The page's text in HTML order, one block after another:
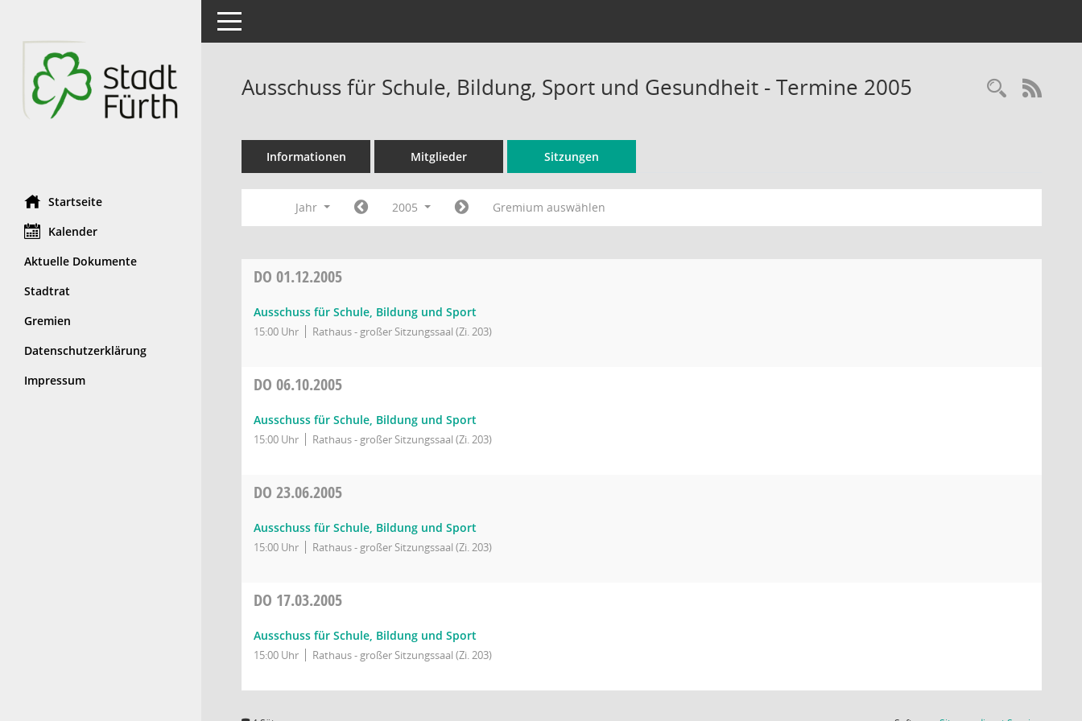
Startseite
Kalender
Aktuelle Dokumente
Stadtrat
Gremien
Datenschutzerklärung
Impressum
Toggle navigation
Ausschuss für Schule, Bildung, Sport und Gesundheit - Termine 2005
Informationen Mitglieder Sitzungen
Jahr 2005 Gremium auswählen
DO 01.12.2005
Ausschuss für Schule, Bildung und Sport
15:00 Uhr Rathaus - großer Sitzungssaal (Zi. 203)
DO 06.10.2005
Ausschuss für Schule, Bildung und Sport
15:00 Uhr Rathaus - großer Sitzungssaal (Zi. 203)
DO 23.06.2005
Ausschuss für Schule, Bildung und Sport
15:00 Uhr Rathaus - großer Sitzungssaal (Zi. 203)
DO 17.03.2005
Ausschuss für Schule, Bildung und Sport
15:00 Uhr Rathaus - großer Sitzungssaal (Zi. 203)